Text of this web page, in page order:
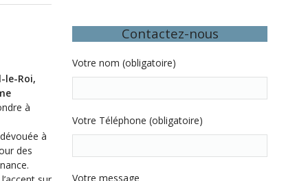
le-Roi,
à
à
des
Contactez-nous
Votre nom (obligatoire)
Votre Téléphone (obligatoire)
Votre message